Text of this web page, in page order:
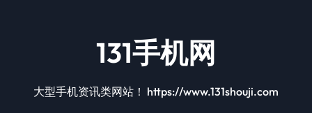
131手机网
大型手机资讯类网站！ https://www.131shouji.com